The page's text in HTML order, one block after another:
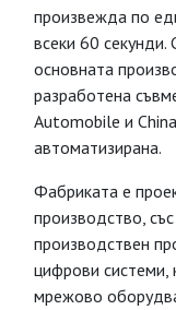
произвежда по
всеки 60 секунди.
основната
разработена
Automobile и
автоматизирана.
Фабриката е
производство,
производствен
цифрови системи,
мрежово